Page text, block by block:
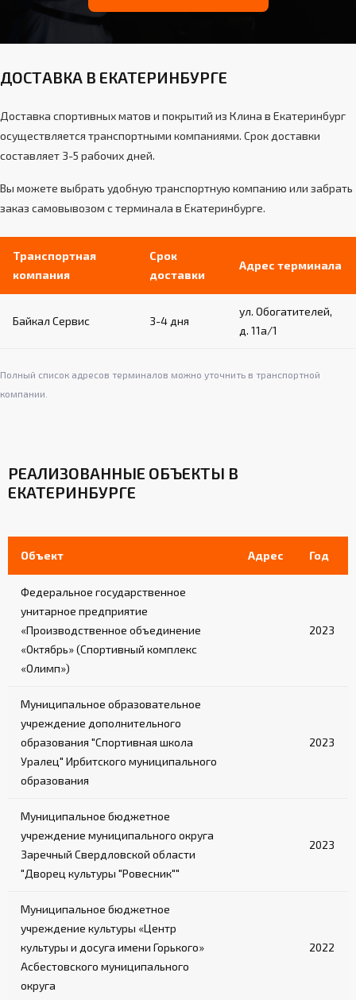
ДОСТАВКА В ЕКАТЕРИНБУРГЕ
Доставка спортивных матов и покрытий из Клина в Екатеринбург
осуществляется транспортными компаниями. Срок доставки
составляет 3-5 рабочих дней.
Вы можете выбрать удобную транспортную компанию или забрать
заказ самовывозом с терминала в Екатеринбурге.
Транспортная
компания
Срок
доставки
Адрес терминала
Байкал Сервис 3-4 дня
ул. Обогатителей,
д. 11а/1
Полный список адресов терминалов можно уточнить в транспортной
компании.
РЕАЛИЗОВАННЫЕ ОБЪЕКТЫ В
ЕКАТЕРИНБУРГЕ
Объект Адрес Год
Федеральное государственное
унитарное предприятие
«Производственное объединение
«Октябрь» (Спортивный комплекс
«Олимп»)
2023
Муниципальное образовательное
учреждение дополнительного
образования "Спортивная школа
Уралец" Ирбитского муниципального
образования
2023
Муниципальное бюджетное
учреждение муниципального округа
Заречный Свердловской области
"Дворец культуры "Ровесник""
2023
Муниципальное бюджетное
учреждение культуры «Центр
культуры и досуга имени Горького»
Асбестовского муниципального
округа
2022